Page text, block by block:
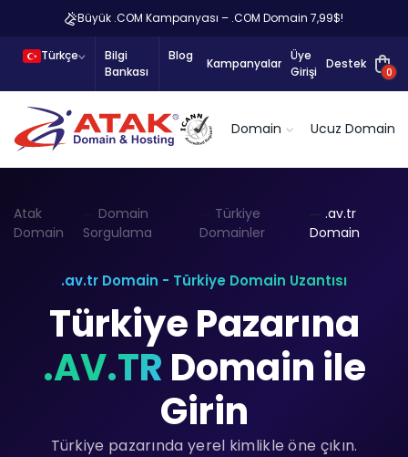
Büyük .COM Kampanyası – .COM Domain 7,99$!
Türkçe
Bilgi
Bankası
Blog
Kampanyalar
Üye
Girişi
Destek
0
Domain Ucuz Domain
Atak
Domain
Domain
Sorgulama
Türkiye
Domainler
.av.tr
Domain
.av.tr Domain - Türkiye Domain Uzantısı
Türkiye Pazarına
.AV.TR Domain ile
Girin
Türkiye pazarında yerel kimlikle öne çıkın.